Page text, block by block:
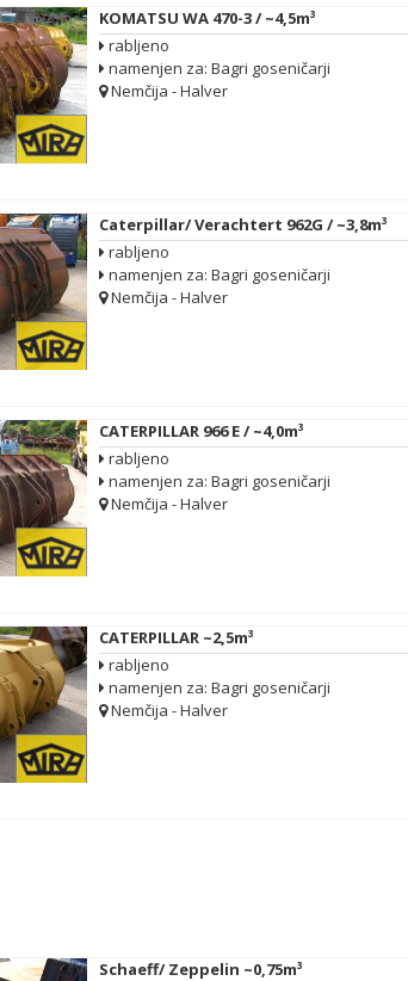
KOMATSU WA 470-3 / ~4,5m³
rabljeno
namenjen za: Bagri goseničarji
Nemčija - Halver
Caterpillar/ Verachtert 962G / ~3,8m³
rabljeno
namenjen za: Bagri goseničarji
Nemčija - Halver
CATERPILLAR 966 E / ~4,0m³
rabljeno
namenjen za: Bagri goseničarji
Nemčija - Halver
CATERPILLAR ~2,5m³
rabljeno
namenjen za: Bagri goseničarji
Nemčija - Halver
Schaeff/ Zeppelin ~0,75m³